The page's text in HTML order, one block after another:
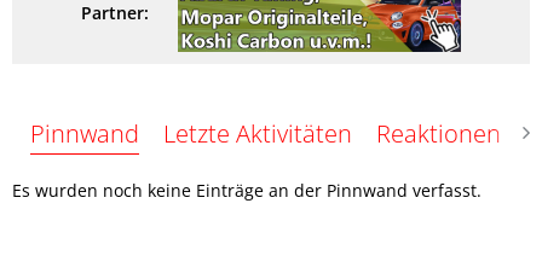
Partner:
Pinnwand Letzte Aktivitäten Reaktionen
Es wurden noch keine Einträge an der Pinnwand verfasst.